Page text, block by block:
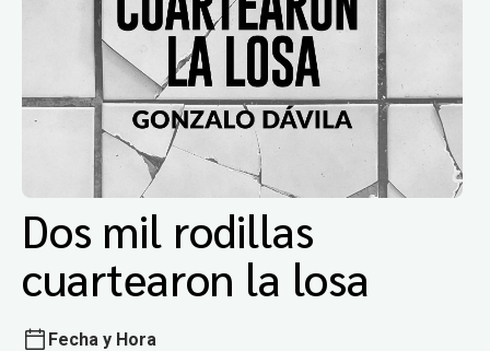
Dos mil rodillas
cuartearon la losa
Fecha y Hora